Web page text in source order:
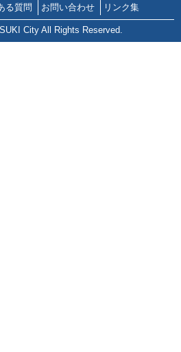
る質問 お問い合わせ リンク集
City All Rights Reserved.